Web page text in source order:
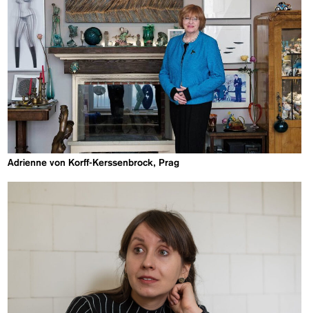
Adrienne von Korff-Kerssenbrock, Prag